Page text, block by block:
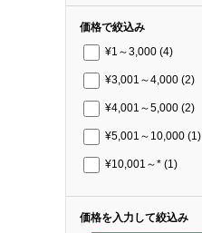
価格で絞込み
¥1～3,000 (4)
¥3,001～4,000 (2)
¥4,001～5,000 (2)
¥5,001～10,000 (1)
¥10,001～* (1)
価格を入力して絞込み